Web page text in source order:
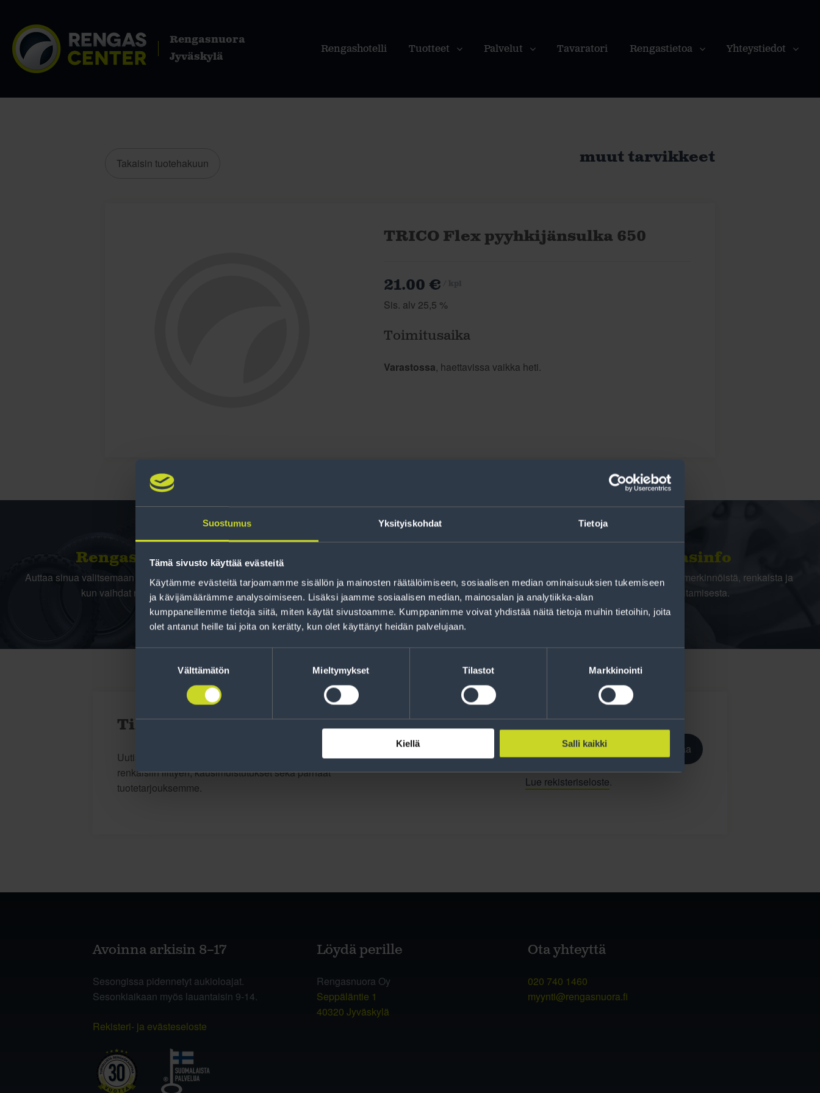
Suostumus Yksityiskohdat Tietoja
Tämä sivusto käyttää evästeitä
Käytämme evästeitä tarjoamamme sisällön ja mainosten räätälöimiseen, sosiaalisen median ominaisuuksien tukemiseen
ja kävijämäärämme analysoimiseen. Lisäksi jaamme sosiaalisen median, mainosalan ja analytiikka-alan
kumppaneillemme tietoja siitä, miten käytät sivustoamme. Kumppanimme voivat yhdistää näitä tietoja muihin tietoihin, joita
olet antanut heille tai joita on kerätty, kun olet käyttänyt heidän palvelujaan.
Välttämätön Mieltymykset Tilastot Markkinointi
Kiellä Salli kaikki
Rengasnuora
Jyväskylä
Rengashotelli Tuotteet Palvelut Tavaratori Rengastietoa Yhteystiedot
Takaisin tuotehakuun muut tarvikkeet
TRICO Flex pyyhkijänsulka 650
21.00 €
Sis. alv 25,5 %
Toimitusaika
Varastossa, haettavissa vaikka heti.
Rengas­laskuri
Auttaa sinua valitsemaan oikean kokoisen renkaan,
kun vaihdat rengaskokoa.
Tee ostoksesi RengasCenter-tilillä. Saat
maksuaikaa renkaillesi.
Rengasinfo
Tavallisen ihmisen tietoa merkinnöistä, renkaista ja
niiden huoltamisesta.
Tilaa uutiskirje
Uutiskirjeessä saat autonomistajan ajankohtaista tietoa
renkaisiin liittyen, kausimuistutukset sekä parhaat
tuotetarjouksemme.
Tilaa
Lue rekisteriseloste.
Avoinna arkisin 8–17
Sesongissa pidennetyt aukioloajat.
Sesonkiaikaan myös lauantaisin 9-14.
Rekisteri- ja evästeseloste
Löydä perille
Rengasnuora Oy
Seppäläntie 1
40320 Jyväskylä
Ota yhteyttä
020 740 1460
myynti@rengasnuora.fi